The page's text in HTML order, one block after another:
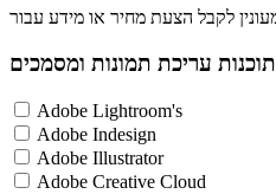
תוכנות עריכת תמונות ומסמכים
Adobe Lightroom's
Adobe Indesign
Adobe Illustrator
Adobe Creative Cloud